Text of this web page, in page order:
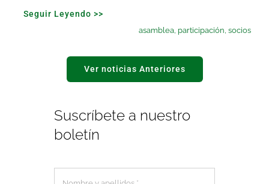
Seguir Leyendo >>
asamblea, participación,socios
Ver noticias Anteriores
Suscríbete a nuestro
boletín